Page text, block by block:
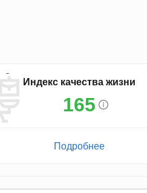
Индекс качества жизни
165
Подробнее